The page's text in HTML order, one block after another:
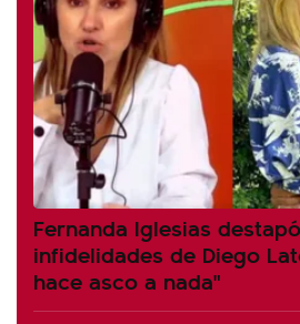
Fernanda Iglesias
infidelidades de Diego
hace asco a nada"